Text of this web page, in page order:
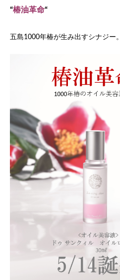
“椿油革命“
五島1000年椿が生み出すシナジー。